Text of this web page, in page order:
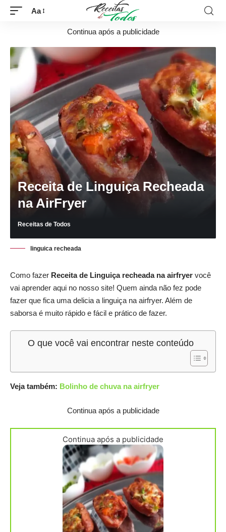
Aa
Continua após a publicidade
Receita de Linguiça Recheada
na AirFryer
Receitas de Todos
linguica recheada
Como fazer Receita de Linguiça recheada na airfryer você
vai aprender aqui no nosso site! Quem ainda não fez pode
fazer que fica uma delicia a linguiça na airfryer. Além de
saborsa é muito rápido e fácil e prático de fazer.
O que você vai encontrar neste conteúdo
Veja também: Bolinho de chuva na airfryer
Continua após a publicidade
Continua após a publicidade